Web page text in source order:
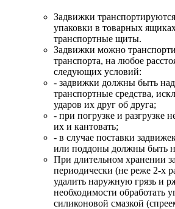
Задвижки
упаковки в товарных
транспортные щиты.
Задвижки можно
транспорта, на любое
следующих условий:
- задвижки должны быть
транспортные средства,
ударов их друг об друга;
- при погрузке и разгрузке
их и кантовать;
- в случае поставки
или поддоны должны быть
При длительном хранении
периодически (не реже 2-х
удалить наружную грязь и
необходимости обработать
силиконовой смазкой